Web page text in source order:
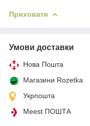
Приховати
Умови доставки
Нова Пошта
Магазини Rozetka
Укрпошта
Meest ПОШТА